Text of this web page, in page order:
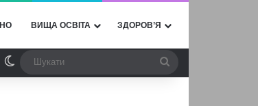
ВИЩА ОСВІТА ЗДОРОВ’Я
стаття
Switch skin